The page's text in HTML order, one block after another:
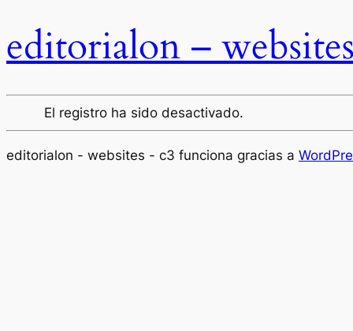
editorialon –
El registro ha sido desactivado.
editorialon - websites - c3 funciona gracias a